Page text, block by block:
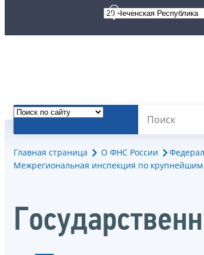
Главная страница О ФНС России
Межрегиональная инспекция по